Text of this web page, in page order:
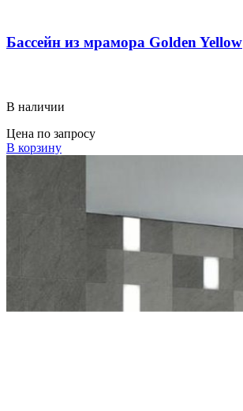
Бассейн из мрамора Golden Yellow
В наличии
Цена по запросу
В корзину